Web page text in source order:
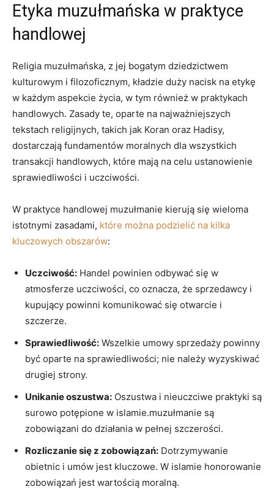
Etyka muzułmańska w praktyce
handlowej
Religia muzułmańska, z jej bogatym dziedzictwem
kulturowym i filozoficznym, kładzie duży nacisk na etykę
w każdym aspekcie życia, w tym również w praktykach
handlowych. Zasady te, oparte na najważniejszych
tekstach religijnych, takich jak Koran oraz Hadisy,
dostarczają fundamentów moralnych dla wszystkich
transakcji handlowych, które mają na celu ustanowienie
sprawiedliwości i uczciwości.
W praktyce handlowej muzułmanie kierują się wieloma
istotnymi zasadami, które można podzielić na kilka
kluczowych obszarów:
Uczciwość: Handel powinien odbywać się w
atmosferze uczciwości, co oznacza, że sprzedawcy i
kupujący powinni komunikować się otwarcie i
szczerze.
Sprawiedliwość: Wszelkie umowy sprzedaży powinny
być oparte na sprawiedliwości; nie należy wyzyskiwać
drugiej strony.
Unikanie oszustwa: Oszustwa i nieuczciwe praktyki są
surowo potępione w islamie.muzułmanie są
zobowiązani do działania w pełnej szczerości.
Rozliczanie się z zobowiązań: Dotrzymywanie
obietnic i umów jest kluczowe. W islamie honorowanie
zobowiązań jest wartością moralną.